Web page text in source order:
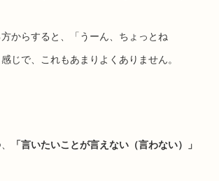
からすると、「うーん、ちょっとね
じで、これもあまりよくありません。
「言いたいことが言えない（言わない）」